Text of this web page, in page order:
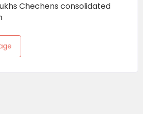
Chechens consolidated